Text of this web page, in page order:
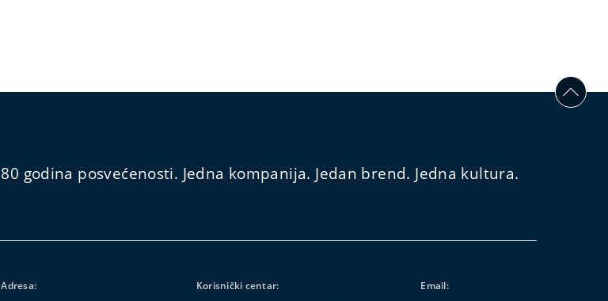
80 godina posvećenosti. Jedna kompanija. Jedan brend. Jedna kultura.
Adresa: Korisnički centar: Email: